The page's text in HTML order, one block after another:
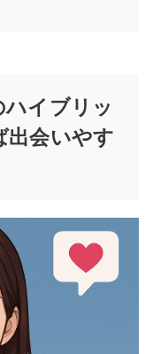
イブリッ
出会いやす